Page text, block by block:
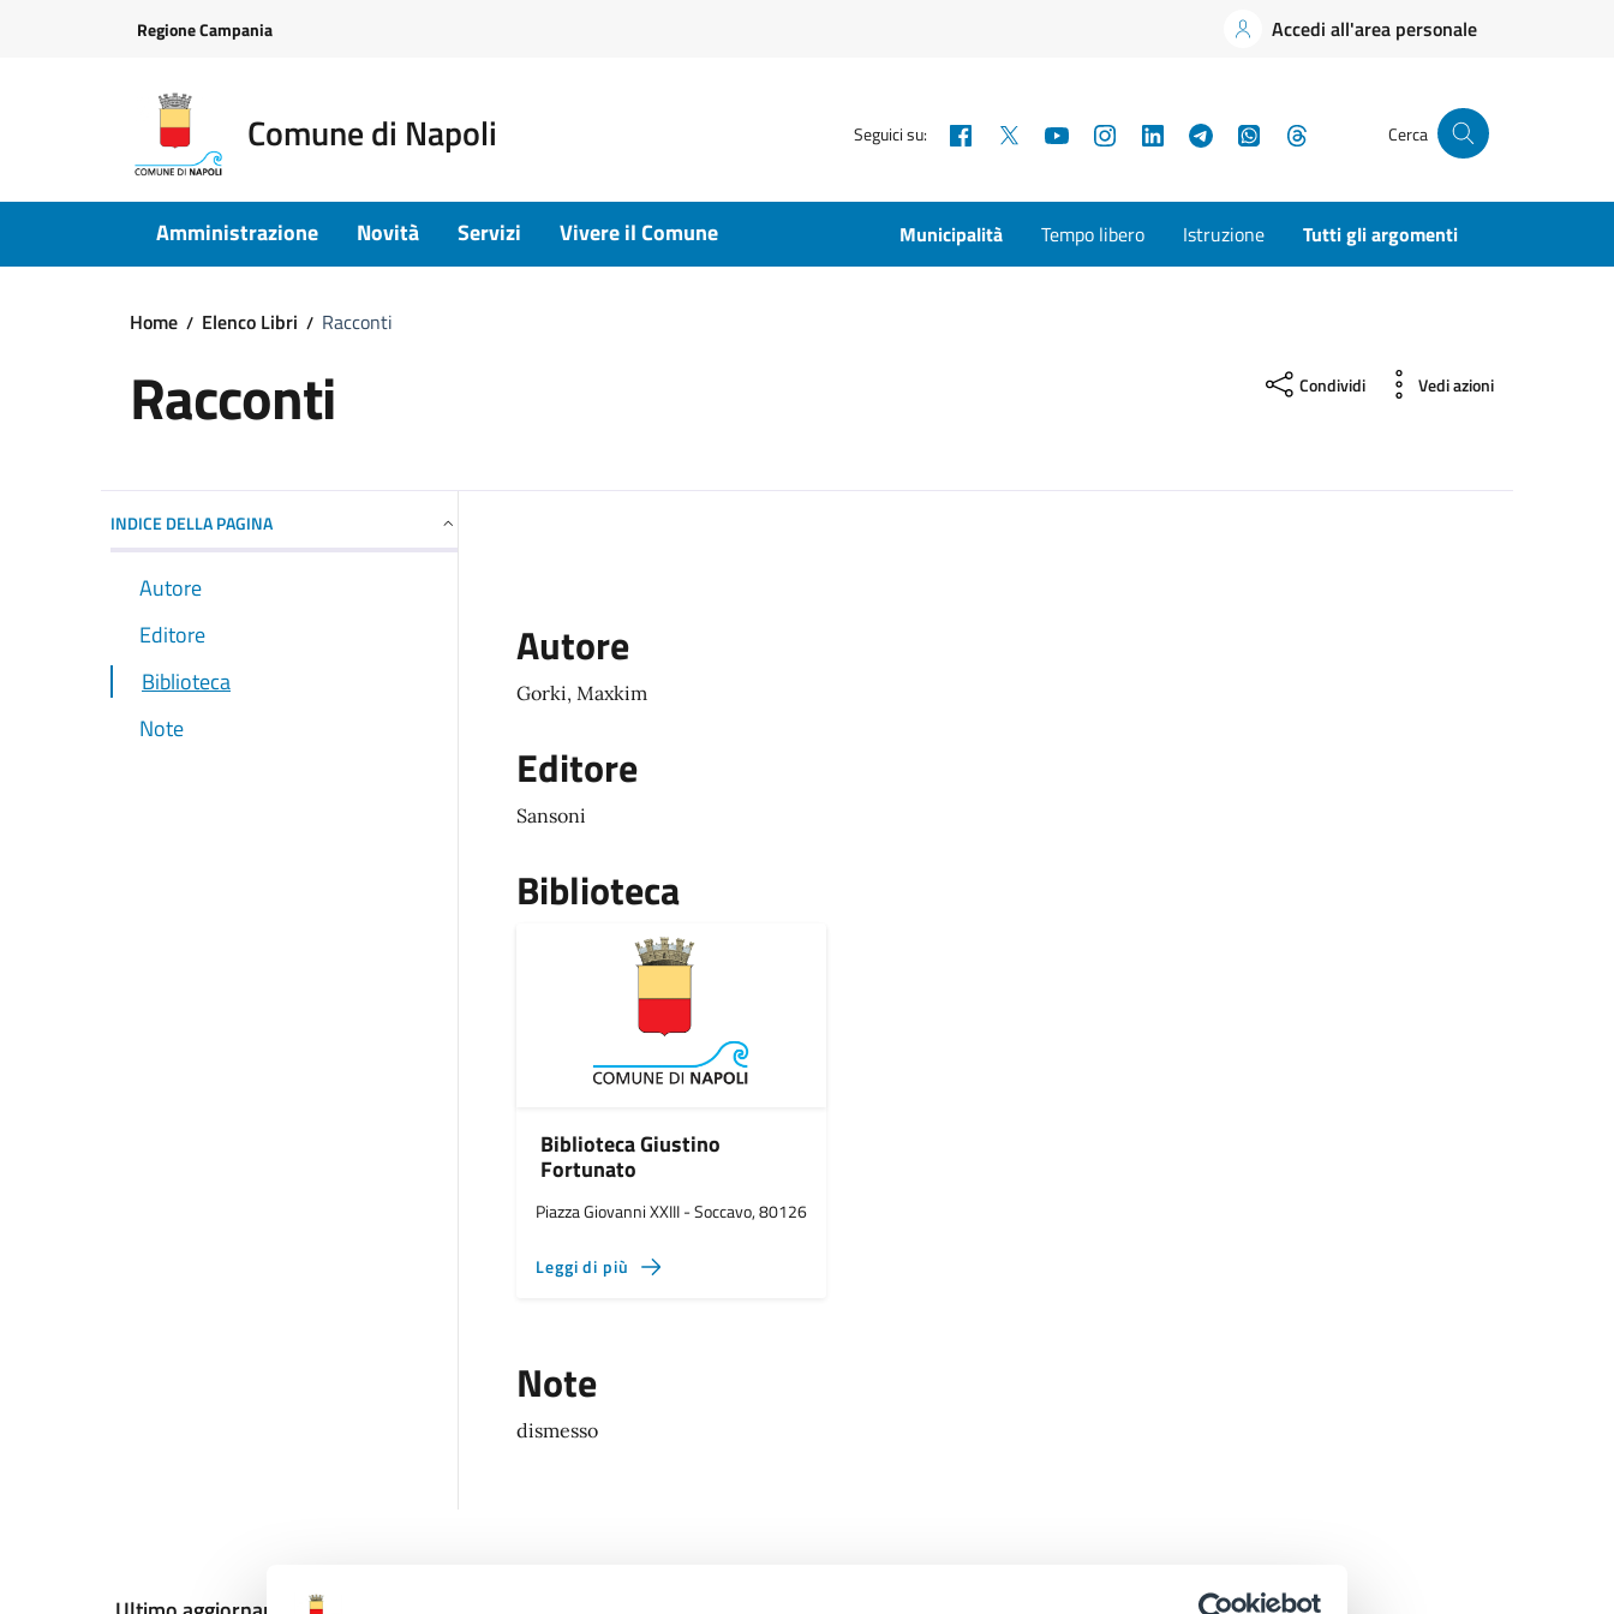
Regione Campania Accedi all'area personale
Comune di Napoli Seguici su: Facebook YouTubeInstagramLinkedInTelegramWhatsApp Cerca
Amministrazione Novità Servizi Vivere il Comune Municipalità Tempo libero Istruzione Tutti gli argomenti
Home Elenco Libri Racconti
Racconti Condividi Vedi azioni
INDICE DELLA PAGINA
Autore
Editore
Biblioteca
Note
Autore
Gorki, Maxkim
Editore
Sansoni
Biblioteca
Biblioteca Giustino
Fortunato
Piazza Giovanni XXIII - Soccavo, 80126
Leggi di più
Note
dismesso